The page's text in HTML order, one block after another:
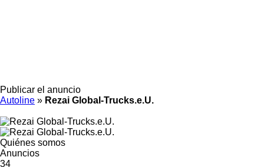
Publicar el anuncio
Autoline » Rezai Global-Trucks.e.U.
Quiénes somos
Anuncios
34